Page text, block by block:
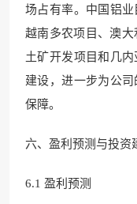
场占有率。中国铝
越南多农项目、澳
土矿开发项目和几
建设，进一步为公
保障。
六、盈利预测与投资
6.1 盈利预测